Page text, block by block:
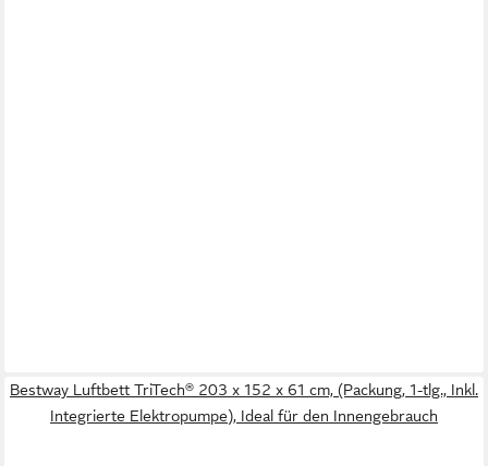
Bestway Luftbett TriTech® 203 x 152 x 61 cm, (Packung, 1-tlg., Inkl.
Integrierte Elektropumpe), Ideal für den Innengebrauch